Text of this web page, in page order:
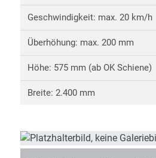
Geschwindigkeit: max. 20 km/h
Überhöhung: max. 200 mm
Höhe: 575 mm (ab OK Schiene)
Breite: 2.400 mm